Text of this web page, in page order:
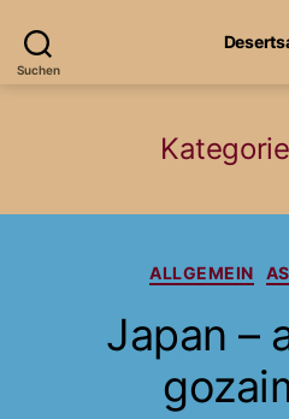
Suchen
ALLGEMEIN
Japan –